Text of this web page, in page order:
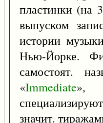
пластинки (на
выпуском
истории
Нью-Йорке.
самостоят.
«Immediate»,
значит.